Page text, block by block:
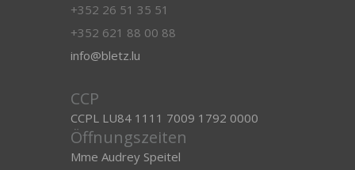
+352 26 51 35 51
+352 621 88 00 88
info@bletz.lu
CCP
CCPL LU84 1111 7009 1792 0000
Öffnungszeiten
Mme Audrey Speitel